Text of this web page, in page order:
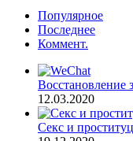
Популярное
Последнее
Коммент.
Восстановление
12.03.2020
Секс и